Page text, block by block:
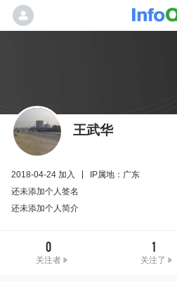
王武华
2018-04-24 加入
IP属地：广东
还未添加个人签名
还未添加个人简介
0
关注者
1
关注了